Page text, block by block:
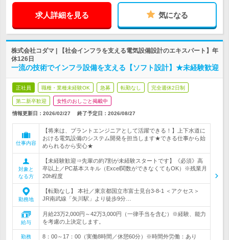
求人詳細を見る 気になる
株式会社コダマ | 【社会インフラを支える電気設備設計のエキスパート】年
休126日
一流の技術でインフラ設備を支える【ソフト設計】★未経験歓迎
正社員 職種・業種未経験OK 急募 転勤なし 完全週休2日制
第二新卒歓迎 女性のおしごと掲載中
情報更新日：2026/02/27 終了予定日： 2026/08/27
仕事内容
【将来は、プラントエンジニアとして活躍できる！】上下水道に
おける電気設備のシステム開発を担当します★できる仕事から始
められるから安心★
対象と
なる方
【未経験歓迎⇒先輩の約7割が未経験スタートです】《必須》高
卒以上／PC基本スキル（Excel関数ができなくてもOK）※残業月
20h程度
勤務地
【転勤なし】 本社／東京都国立市富士見台3-8-1 ＜アクセス＞
JR南武線「矢川駅」より徒歩9分…
給与
月給23万2,000円～42万3,000円（一律手当を含む）※経験、能力
を考慮の上決定します。
勤務
8：00～17：00（実働8時間／休憩60分）※時間外労働：あり